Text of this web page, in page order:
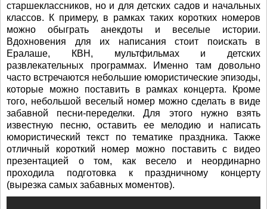
старшеклассников, но и для детских садов и начальных
классов. К примеру, в рамках таких коротких номеров
можно обыграть анекдоты и веселые истории.
Вдохновения для их написания стоит поискать в
Ералаше, КВН, мультфильмах и детских
развлекательных программах. Именно там довольно
часто встречаются небольшие юмористические эпизоды,
которые можно поставить в рамках концерта. Кроме
того, небольшой веселый номер можно сделать в виде
забавной песни-переделки. Для этого нужно взять
известную песню, оставить ее мелодию и написать
юмористический текст по тематике праздника. Также
отличный короткий номер можно поставить с видео
презентацией о том, как весело и неординарно
проходила подготовка к праздничному концерту
(вырезка самых забавных моментов).